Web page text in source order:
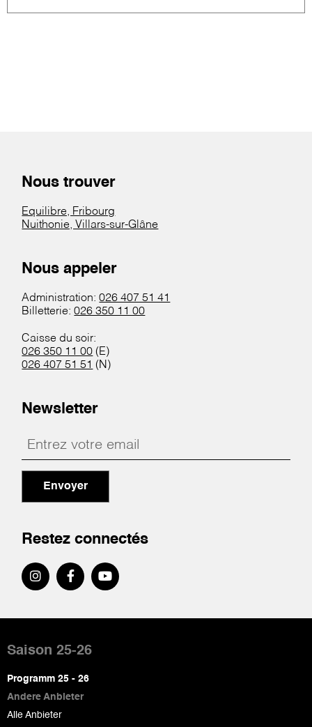
Nous trouver
Equilibre, Fribourg
Nuithonie, Villars-sur-Glâne
Nous appeler
Administration:026 407 51 41
Billetterie:026 350 11 00
Caisse du soir:
026 350 11 00 (E)
026 407 51 51 (N)
Newsletter
Envoyer
Restez connectés
de
page
Saison 25-26
Programm 25 - 26
Andere Anbieter
Alle Anbieter